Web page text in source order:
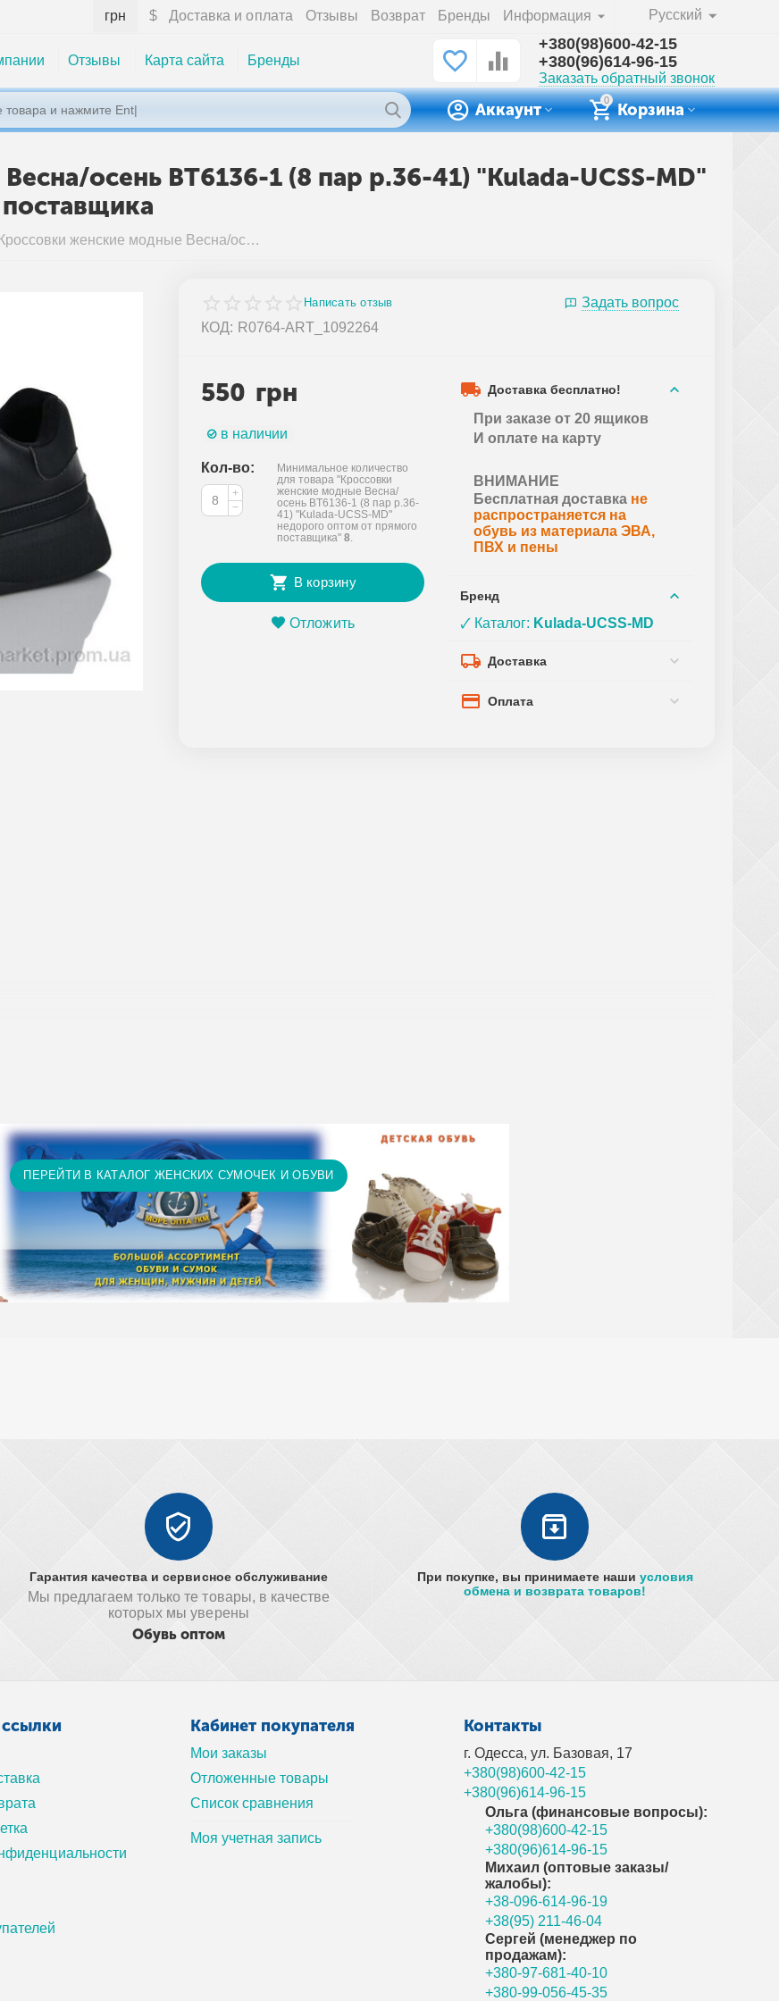
Русский
Доставка и оплата Отзывы Возврат Бренды Информация
грн $
Отзывы Карта сайта Бренды
+380(98)600-42-15
+380(96)614-96-15
Заказать обратный звонок
0
Корзина
Аккаунт
осень BT6136-1 (8 пар р.36-41) "Kulada-UCSS-MD"
Кроссовки женские модные Весна/осень BT6136-1 (8 пар р.36-41) "Kulada-UCSS-MD" недорого оптом от прямого поставщика
Написать отзыв
Задать вопрос
КОД: R0764-ART_1092264
550 грн
в наличии
Кол-во:
+
−
Минимальное количество
для товара "Кроссовки
женские модные Весна/
осень BT6136-1 (8 пар р.36-
41) "Kulada-UCSS-MD"
недорого оптом от прямого
поставщика"8.
В корзину
Отложить
Доставка бесплатно!
При заказе от 20 ящиков
И оплате на карту
ВНИМАНИЕ
Бесплатная доставка не
распространяется на
обувь из материала ЭВА,
ПВХ и пены
Бренд
🗸 Каталог: Kulada-UCSS-MD
Доставка
Оплата
грн. и оплате на карту доставка бесплатно! При заказе обуви от 20 ящиков (кроме обуви из
бесплатно! Доставка НЕ ОПЛАЧИВАЕТСЯ за крупногабаритный товар (чемоданы, рюкзаки,
т.д.)ПЕРЕЙТИ В КАТАЛОГ ЖЕНСКИХ СУМОЧЕК И ОБУВИ
Гарантия качества и сервисное обслуживание
Мы предлагаем только те товары, в качестве
которых мы уверены
Обувь оптом
При покупке, вы принимаете наши условия
обмена и возврата товаров!
Кабинет покупателя
Мои заказы
Отложенные товары
Список сравнения
Моя учетная запись
Контакты
г. Одесса, ул. Базовая, 17
+380(98)600-42-15
+380(96)614-96-15
Ольга (финансовые вопросы):
+380(98)600-42-15
+380(96)614-96-15
Михаил (оптовые заказы/
жалобы):
+38-096-614-96-19
+38(95) 211-46-04
Сергей (менеджер по
продажам):
+380-97-681-40-10
+380-99-056-45-35